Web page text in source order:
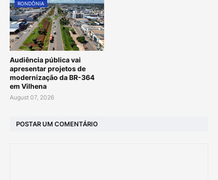
RONDÔNIA
Audiência pública vai
apresentar projetos de
modernização da BR-364
em Vilhena
August 07, 2026
POSTAR UM COMENTÁRIO